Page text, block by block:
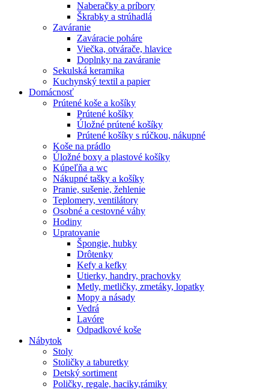
Naberačky a príbory
Škrabky a strúhadlá
Zaváranie
Zaváracie poháre
Viečka, otvárače, hlavice
Doplnky na zaváranie
Sekulská keramika
Kuchynský textil a papier
Domácnosť
Prútené koše a košíky
Prútené košíky
Úložné prútené košíky
Prútené košíky s rúčkou, nákupné
Koše na prádlo
Úložné boxy a plastové košíky
Kúpeľňa a wc
Nákupné tašky a košíky
Pranie, sušenie, žehlenie
Teplomery, ventilátory
Osobné a cestovné váhy
Hodiny
Upratovanie
Špongie, hubky
Drôtenky
Kefy a kefky
Utierky, handry, prachovky
Metly, metličky, zmetáky, lopatky
Mopy a násady
Vedrá
Lavóre
Odpadkové koše
Nábytok
Stoly
Stoličky a taburetky
Detský sortiment
Poličky, regale, haciky,rámiky